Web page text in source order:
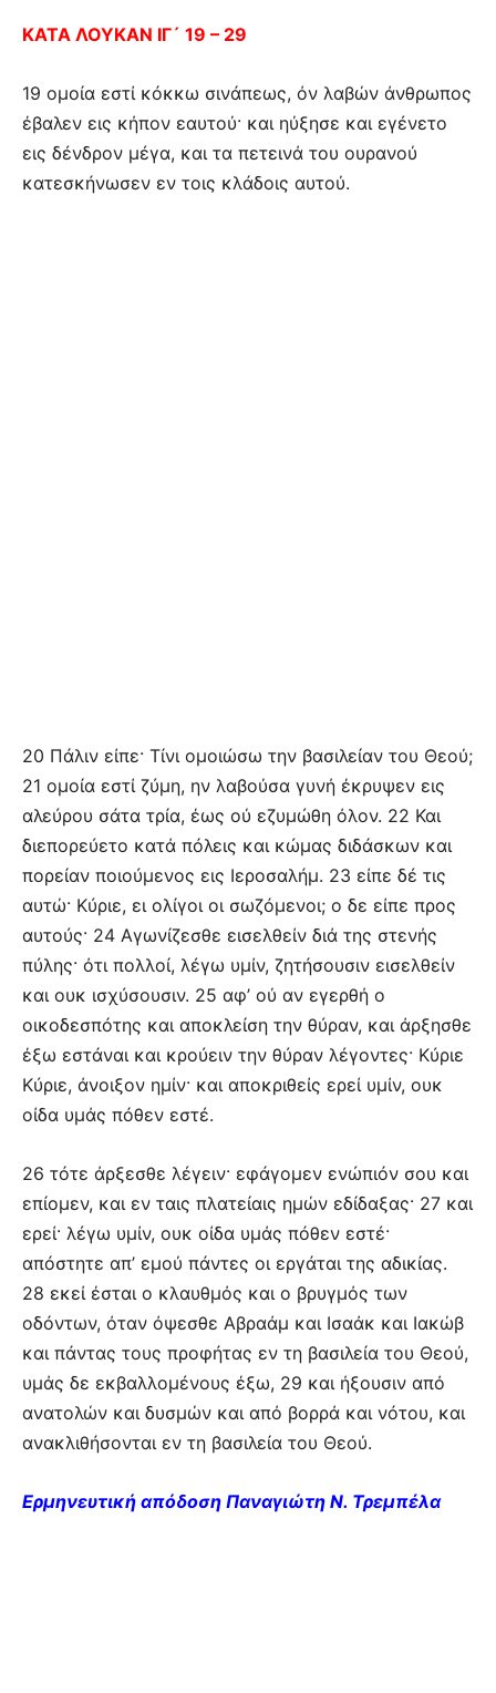
ΚΑΤΑ ΛΟΥΚΑΝ ΙΓ´ 19 – 29
19 ομοία εστί κόκκω σινάπεως, όν λαβών άνθρωπος
έβαλεν εις κήπον εαυτού· και ηύξησε και εγένετο
εις δένδρον μέγα, και τα πετεινά του ουρανού
κατεσκήνωσεν εν τοις κλάδοις αυτού.
20 Πάλιν είπε· Τίνι ομοιώσω την βασιλείαν του Θεού;
21 ομοία εστί ζύμη, ην λαβούσα γυνή έκρυψεν εις
αλεύρου σάτα τρία, έως ού εζυμώθη όλον. 22 Και
διεπορεύετο κατά πόλεις και κώμας διδάσκων και
πορείαν ποιούμενος εις Ιεροσαλήμ. 23 είπε δέ τις
αυτώ· Κύριε, ει ολίγοι οι σωζόμενοι; ο δε είπε προς
αυτούς· 24 Αγωνίζεσθε εισελθείν διά της στενής
πύλης· ότι πολλοί, λέγω υμίν, ζητήσουσιν εισελθείν
και ουκ ισχύσουσιν. 25 αφ’ ού αν εγερθή ο
οικοδεσπότης και αποκλείση την θύραν, και άρξησθε
έξω εστάναι και κρούειν την θύραν λέγοντες· Κύριε
Κύριε, άνοιξον ημίν· και αποκριθείς ερεί υμίν, ουκ
οίδα υμάς πόθεν εστέ.
26 τότε άρξεσθε λέγειν· εφάγομεν ενώπιόν σου και
επίομεν, και εν ταις πλατείαις ημών εδίδαξας· 27 και
ερεί· λέγω υμίν, ουκ οίδα υμάς πόθεν εστέ·
απόστητε απ’ εμού πάντες οι εργάται της αδικίας.
28 εκεί έσται ο κλαυθμός και ο βρυγμός των
οδόντων, όταν όψεσθε Αβραάμ και Ισαάκ και Ιακώβ
και πάντας τους προφήτας εν τη βασιλεία του Θεού,
υμάς δε εκβαλλομένους έξω, 29 και ήξουσιν από
ανατολών και δυσμών και από βορρά και νότου, και
ανακλιθήσονται εν τη βασιλεία του Θεού.
Ερμηνευτική απόδοση Παναγιώτη Ν. Τρεμπέλα